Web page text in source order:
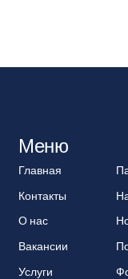
Меню
Главная
Контакты
О нас
Вакансии
Услуги